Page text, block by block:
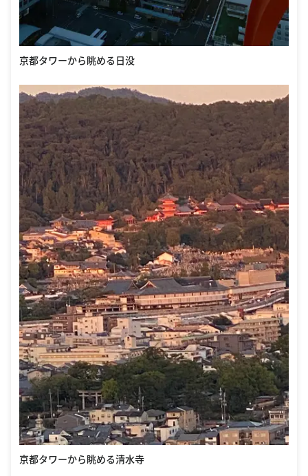
京都タワーから眺める日没
京都タワーから眺める清水寺